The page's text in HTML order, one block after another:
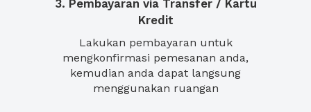
3. Pembayaran via Transfer / Kartu
Kredit
Lakukan pembayaran untuk
mengkonfirmasi pemesanan anda,
kemudian anda dapat langsung
menggunakan ruangan